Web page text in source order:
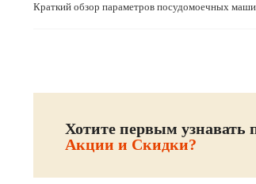
Краткий обзор параметров посудомоечных
Хотите первым узнавать
Акции и Скидки?